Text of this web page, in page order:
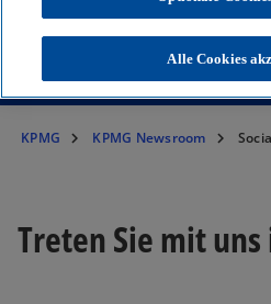
diskutieren Sie mit
KPMG KPMG Newsroom
Treten Sie mit
Alle Cookies